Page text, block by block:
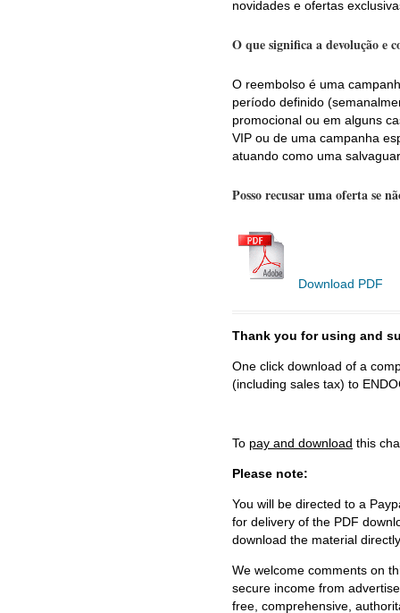
novidades e ofertas
O que significa a devolução e
O reembolso é uma
período definido
promocional ou em alguns
VIP ou de uma campanha
atuando como uma
Posso recusar uma oferta se
Download PDF
Thank you for using and
One click download of a
(including sales tax) to
To pay and download this
Please note:
You will be directed to a
for delivery of the PDF
download the material
We welcome comments on
secure income from
free, comprehensive,